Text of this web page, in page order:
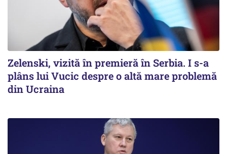
Zelenski, vizită în premieră în Serbia. I s-a
plâns lui Vucic despre o altă mare problemă
din Ucraina